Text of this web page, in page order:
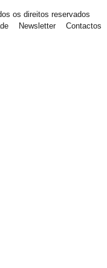
os direitos reservados
Newsletter Contactos